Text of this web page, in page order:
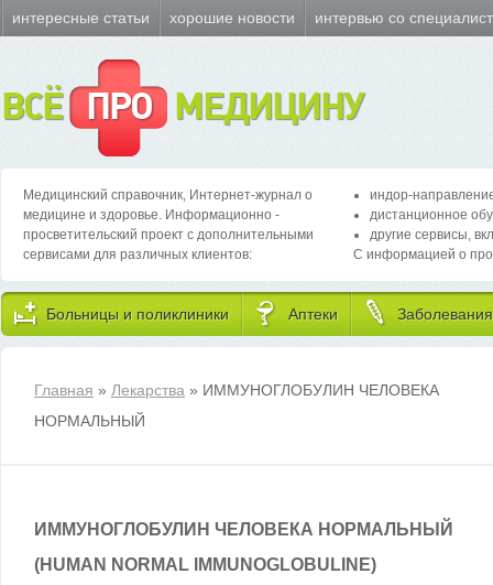
интересные статьи хорошие новости интервью со
ВСЁ ПРО МЕДИЦИНУ
Медицинский справочник, Интернет-журнал о
медицине и здоровье. Информационно -
просветительский проект с дополнительными
сервисами для различных клиентов:
индор-
дистанционное
другие сервисы,
С информацией о
Больницы и поликлиники Аптеки Заболевания
Главная » Лекарства » ИММУНОГЛОБУЛИН ЧЕЛОВЕКА
НОРМАЛЬНЫЙ
ИММУНОГЛОБУЛИН ЧЕЛОВЕКА НОРМАЛЬНЫЙ
(HUMAN NORMAL IMMUNOGLOBULINE)